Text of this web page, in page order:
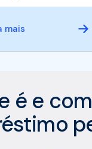
mais
é e